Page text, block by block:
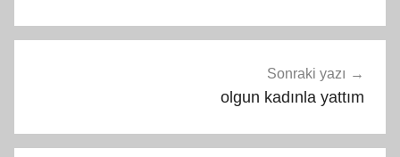
Sonraki yazı
olgun kadınla yattım